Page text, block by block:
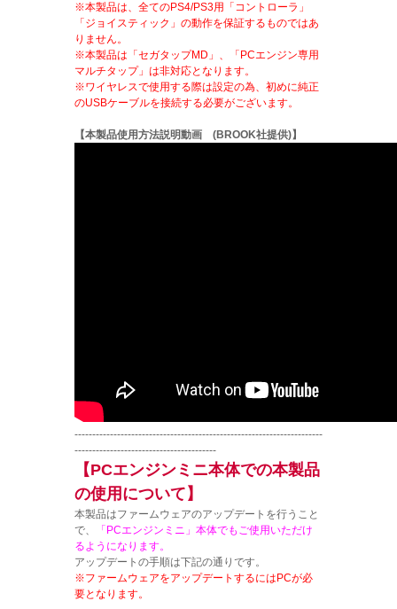
※本製品は、全てのPS4/PS3用「コントローラ」
「ジョイスティック」の動作を保証するものではあ
りません。
※本製品は「セガタップMD」、「PCエンジン専用
マルチタップ」は非対応となります。
※ワイヤレスで使用する際は設定の為、初めに純正
のUSBケーブルを接続する必要がございます。
【本製品使用方法説明動画 (BROOK社提供)】
----------------------------------------------------------------------
----------------------------------------
【PCエンジンミニ本体での本製品
の使用について】
本製品はファームウェアのアップデートを行うこと
で、
「PCエンジンミニ」本体でもご使用いただけ
るようになります。
アップデートの手順は下記の通りです。
※ファームウェアをアップデートするにはPCが必
要となります。